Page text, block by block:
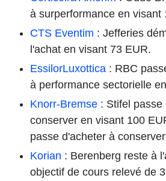
à surperformance en visant
CTS Eventim : Jefferies
l'achat en visant 73 EUR.
EssilorLuxottica : RBC
à performance sectorielle
Knorr-Bremse : Stifel passe
conserver en visant 100
passe d'acheter à
Korian : Berenberg reste à
objectif de cours relevé de